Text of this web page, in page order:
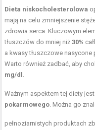
Dieta niskocholesterolowa
mają na celu zmniejszenie
zdrowia serca. Kluczowym
tłuszczów do mniej niż30%
a kwasy tłuszczowe
Warto również zadbać, aby
mg/dl
Ważnym aspektem tej diety
pokarmowego . Można go
pełnoziarnistych produktach